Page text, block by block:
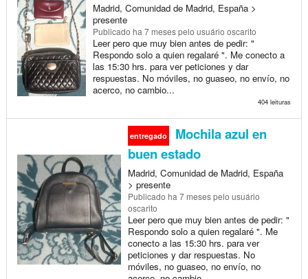
Madrid, Comunidad de Madrid, España >
presente
Publicado ha 7 mesespelo usuário oscarito
Leer pero que muy bien antes de pedir: "
Respondo solo a quien regalaré ". Me conecto a
las 15:30 hrs. para ver peticiones y dar
respuestas. No móviles, no guaseo, no envío, no
acerco, no cambio...
404 leituras
entregado
Mochila azul en
buen estado
Madrid, Comunidad de Madrid, España
> presente
Publicado ha 7 mesespelo usuário
oscarito
Leer pero que muy bien antes de pedir: "
Respondo solo a quien regalaré ". Me
conecto a las 15:30 hrs. para ver
peticiones y dar respuestas. No
móviles, no guaseo, no envío, no